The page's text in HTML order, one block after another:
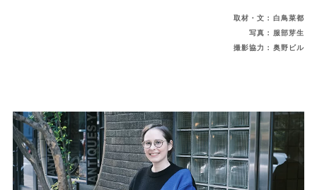
取材・文：白鳥菜都
写真：服部芽生
撮影協力：奥野ビル